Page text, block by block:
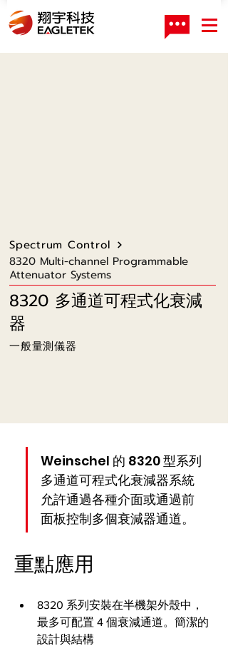
Spectrum Control
8320 Multi-channel Programmable
Attenuator Systems
8320 多通道可程式化衰減
器
一般量測儀器
Weinschel 的 8320 型系列
多通道可程式化衰減器系統
允許通過各種介面或通過前
面板控制多個衰減器通道。
重點應用
8320 系列安裝在半機架外殼中，
最多可配置 4 個衰減通道。簡潔的
設計與結構